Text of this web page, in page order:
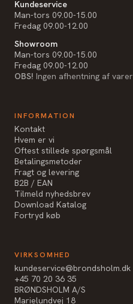
Kundeservice
Man-tors 09.00-15.00
Fredag 09.00-12.00
Showroom
Man-tors 09.00-15.00
Fredag 09.00-12.00
OBS! Ingen afhentning af varer
INFORMATION
Kontakt
Hvem er vi
Oftest stillede spørgsmål
Betalingsmetoder
Fragt og levering
B2B / EAN
Tilmeld nyhedsbrev
Download Katalog
Fortryd køb
VIRKSOMHED
kundeservice@brondsholm.dk
+45 70 20 36 35
BRØNDSHOLM A/S
Marielundvej 18